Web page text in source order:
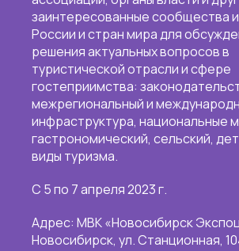
заинтересованные сообщества
России и стран мира для
решения актуальных вопросов в
туристической отрасли и сфере
гостеприимства:
межрегиональный и
инфраструктура, национальные
гастрономический, сельский,
виды туризма.
С 5 по 7 апреля 2023 г.
Адрес: МВК «Новосибирск
Новосибирск, ул. Станционная,